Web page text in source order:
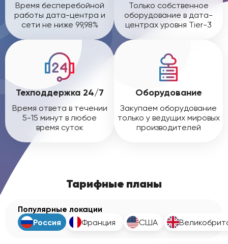
Время бесперебойной
работы дата-центра и
сети не ниже 99,98%
Только собственное
оборудование в дата-
центрах уровня Tier-3
Техподдержка 24/7
Время ответа в течении
5-15 минут в любое
время суток
Оборудование
Закупаем оборудование
только у ведущих мировых
производителей
Тарифные планы
Популярные локации
Россия
Франция США